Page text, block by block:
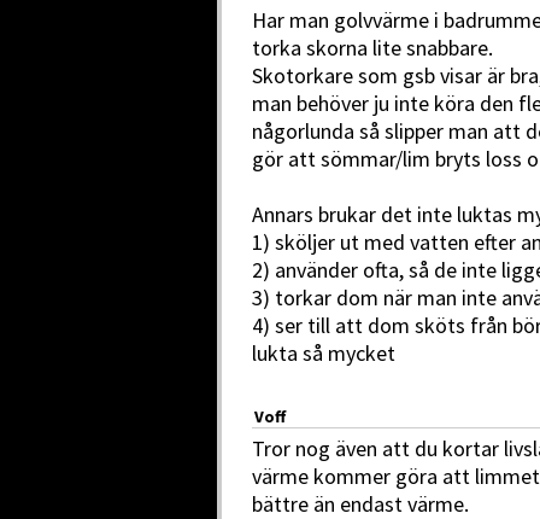
Har man golvvärme i
torka skorna lite snabbare.
Skotorkare som gsb visar är
man behöver ju inte köra den
någorlunda så slipper man att
gör att sömmar/lim bryts loss
Annars brukar det inte luktas
1) sköljer ut med vatten efter
2) använder ofta, så de inte
3) torkar dom när man inte
4) ser till att dom sköts från
lukta så mycket
Voff
Tror nog även att du kortar
värme kommer göra att
bättre än endast värme.